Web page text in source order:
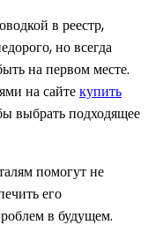
в реестр,
но всегда
на первом месте.
на сайтекупить
выбрать подходящее
помогут не
его
в будущем.